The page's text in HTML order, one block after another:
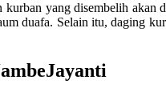
kurban yang disembelih akan
duafa. Selain itu, daging